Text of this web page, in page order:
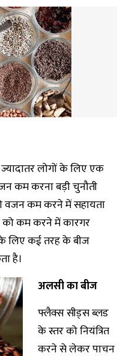
लोगों के लिए एक
कम करना बड़ी चुनौती
वजन कम करने में सहायता
कम करने में कारगर
लिए कई तरह के बीज
है।
अलसी का बीज
फ्लैक्स सीड्स ब्लड
के स्तर को नियंत्रित
करने से लेकर पाचन